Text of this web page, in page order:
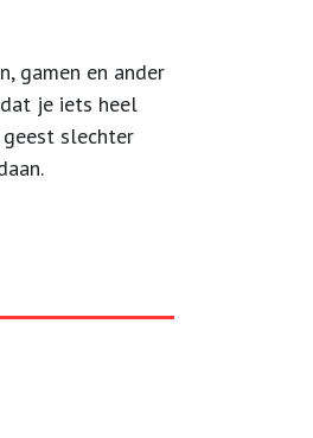
gamen en ander
je iets heel
slechter